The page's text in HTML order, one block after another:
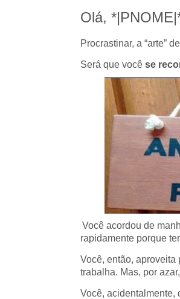
Olá,
Procrastinar, a “arte” de
Será que você se
Você acordou de
rapidamente porque
Você, então, aproveita
trabalha. Mas, por
Você, acidentalmente,